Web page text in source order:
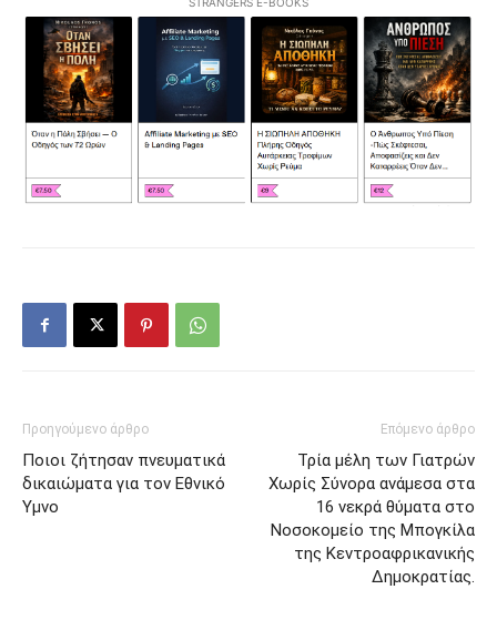
Προηγούμενο άρθρο
Ποιοι ζήτησαν πνευματικά
δικαιώματα για τον Εθνικό
Υμνο
Επόμενο άρθρο
Τρία μέλη των Γιατρών
Χωρίς Σύνορα ανάμεσα στα
16 νεκρά θύματα στο
Νοσοκομείο της Μπογκίλα
της Κεντροαφρικανικής
Δημοκρατίας.